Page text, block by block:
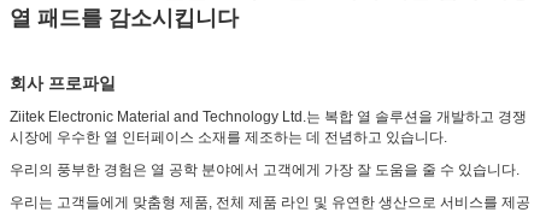
열 패드를 감소시킵니다
회사 프로파일
Ziitek Electronic Material and Technology Ltd.는 복합 열 솔루션을 개발하고 경쟁
시장에 우수한 열 인터페이스 소재를 제조하는 데 전념하고 있습니다.
우리의 풍부한 경험은 열 공학 분야에서 고객에게 가장 잘 도움을 줄 수 있습니다.
우리는 고객들에게 맞춤형 제품, 전체 제품 라인 및 유연한 생산으로 서비스를 제공